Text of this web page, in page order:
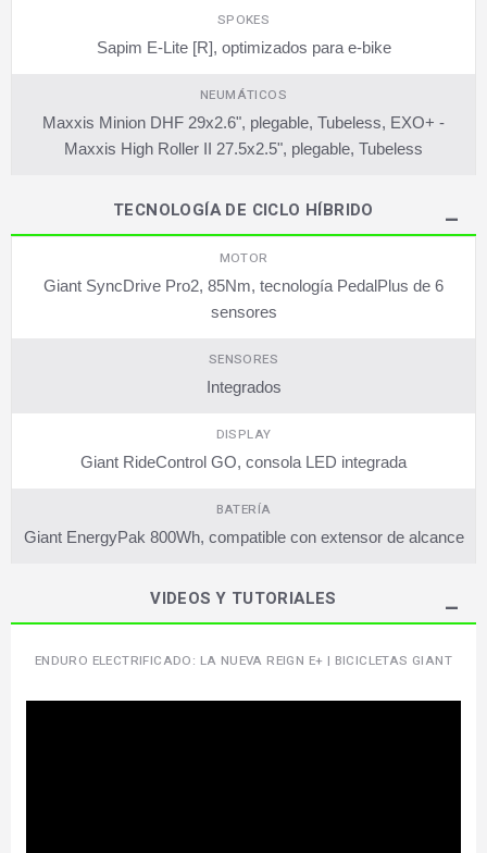
SPOKES
Sapim E-Lite [R], optimizados para e-bike
NEUMÁTICOS
Maxxis Minion DHF 29x2.6", plegable, Tubeless, EXO+ -
Maxxis High Roller II 27.5x2.5", plegable, Tubeless
TECNOLOGÍA DE CICLO HÍBRIDO
MOTOR
Giant SyncDrive Pro2, 85Nm, tecnología PedalPlus de 6
sensores
SENSORES
Integrados
DISPLAY
Giant RideControl GO, consola LED integrada
BATERÍA
Giant EnergyPak 800Wh, compatible con extensor de alcance
VIDEOS Y TUTORIALES
ENDURO ELECTRIFICADO: LA NUEVA REIGN E+ | BICICLETAS GIANT